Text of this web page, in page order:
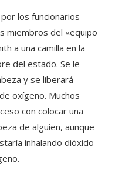
los funcionarios
miembros del «equipo
a una camilla en la
del estado. Se le
y se liberará
oxígeno. Muchos
con colocar una
de alguien, aunque
inhalando dióxido